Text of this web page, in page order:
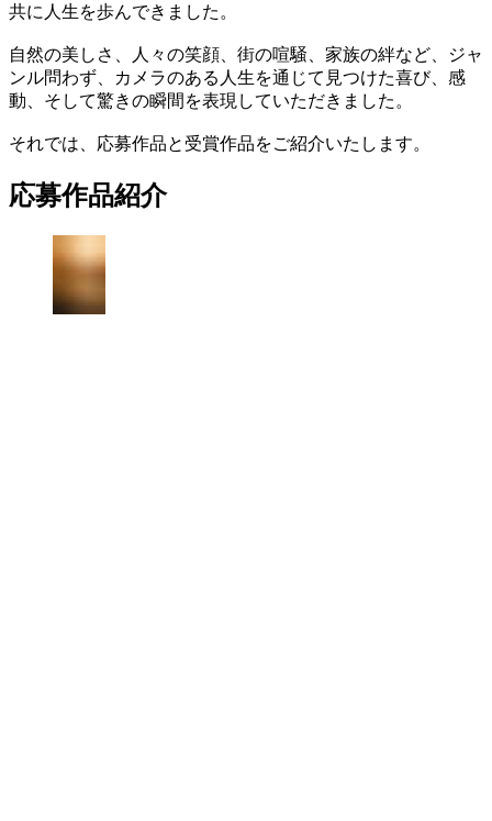
共に人生を歩んできました。
自然の美しさ、人々の笑顔、街の喧騒、家族の絆など、ジャ
ンル問わず、カメラのある人生を通じて見つけた喜び、感
動、そして驚きの瞬間を表現していただきました。
それでは、応募作品と受賞作品をご紹介いたします。
応募作品紹介